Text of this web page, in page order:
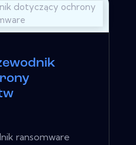
ransomware